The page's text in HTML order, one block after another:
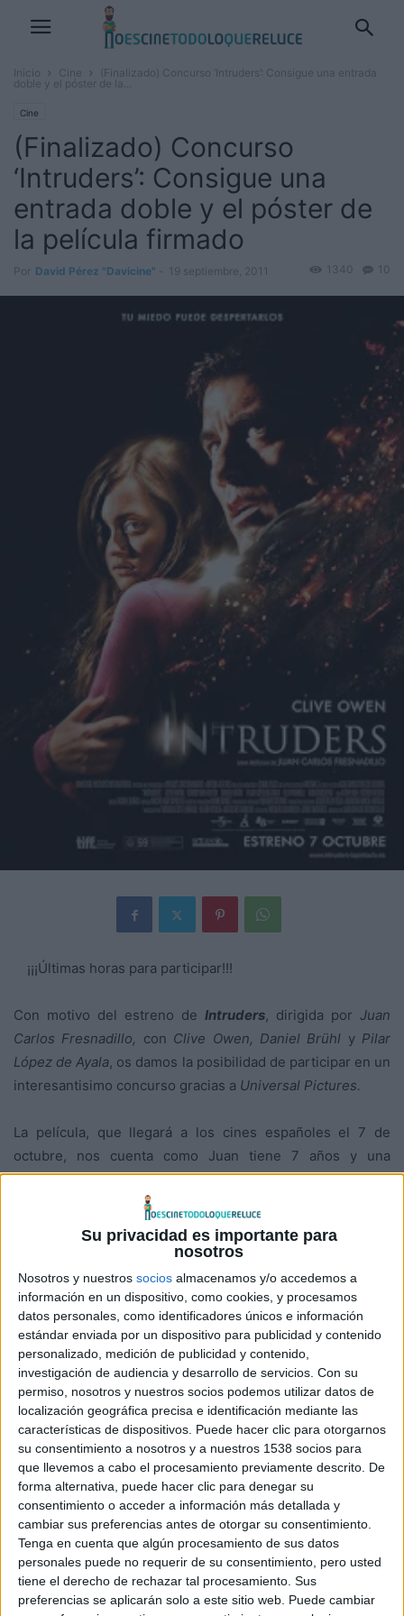
Su privacidad es importante para
nosotros
Nosotros y nuestros socios almacenamos y/o accedemos a
información en un dispositivo, como cookies, y procesamos
datos personales, como identificadores únicos e información
estándar enviada por un dispositivo para publicidad y contenido
personalizado, medición de publicidad y contenido,
investigación de audiencia y desarrollo de servicios. Con su
permiso, nosotros y nuestros socios podemos utilizar datos de
localización geográfica precisa e identificación mediante las
características de dispositivos. Puede hacer clic para otorgarnos
su consentimiento a nosotros y a nuestros 1538 socios para
que llevemos a cabo el procesamiento previamente descrito. De
forma alternativa, puede hacer clic para denegar su
consentimiento o acceder a información más detallada y
cambiar sus preferencias antes de otorgar su consentimiento.
Tenga en cuenta que algún procesamiento de sus datos
personales puede no requerir de su consentimiento, pero usted
tiene el derecho de rechazar tal procesamiento. Sus
preferencias se aplicarán solo a este sitio web. Puede cambiar
Inicio Cine
(Finalizado) Concurso ‘Intruders’: Consigue una entrada
doble y el póster de la...
Cine
(Finalizado) Concurso
‘Intruders’: Consigue una
entrada doble y el póster de
la película firmado
Por David Pérez "Davicine" 19 septiembre, 2011 10
1340
¡¡¡Últimas horas para participar!!!
Con motivo del estreno de Intruders, dirigida por Juan
Carlos Fresnadillo, con Clive Owen, Daniel Brühl y Pilar
López de Ayala, os damos la posibilidad de participar en un
interesantisimo concurso gracias a Universal Pictures.
La película, que llegará a los cines españoles el 7 de
octubre, nos cuenta como Juan tiene 7 años y una
imaginación desbordante. En su habitación de un barrio
humilde de Madrid, sufre los salvajes ataques de un
intruso sin rostro que domina sus pesadillas sin que Luisa,
su madre, pueda evitarlo. Mia, una niña londinense de
doce años en plena transición al mundo adulto, lee a sus
compañeros el misterioso cuento de Carahueca, un
monstruo obsesionado con los niños. Ese mismo día, John
Farrow, su padre, sufre un accidente en el rascacielos en
construcción donde trabaja. Las vidas de las dos familias,
separadas por miles de kilómetros, darán un vuelco: los
intrusos ya están en sus casa, y no van a irse sin aquello
que quieren arrebatar desesperadamente a los niños.
Este thriller sobrenatural completa su reparto con
Van Houten, Ella Purnell, Izan CorcheroyKerry Fox.
Nicolás Casariego, guionista y escritor (finalista del premio
Nadal con su novela
Cazadores de luz ), y Jaime Marques
guionista y director (Ladrones), firman el guión de la que
es la tercera película deFresnadillo.